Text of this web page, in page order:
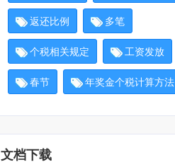
返还比例 多笔
个税相关规定 工资发放
春节 年奖金个税计算方法
文档下载